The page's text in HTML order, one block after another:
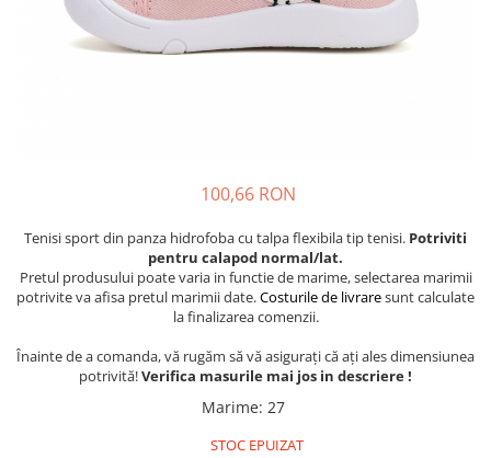
100,66 RON
Tenisi sport din panza hidrofoba cu talpa flexibila tip tenisi. Potriviti
pentru calapod normal/lat.
Pretul produsului poate varia in functie de marime, selectarea marimii
potrivite va afisa pretul marimii date.Costurile de livraresunt calculate
la finalizarea comenzii.
Înainte de a comanda, vă rugăm să vă asigurați că ați ales dimensiunea
potrivită!Verifica masurile mai jos in descriere !
Marime: 27
STOC EPUIZAT